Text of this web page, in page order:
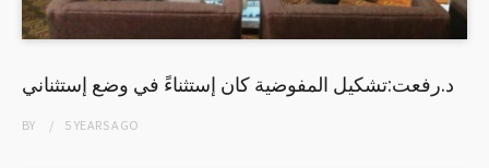
د.رفعت:تشكيل المفوضية كان إستثناءً في وضع إستثناني
BY 5 YEARSAGO